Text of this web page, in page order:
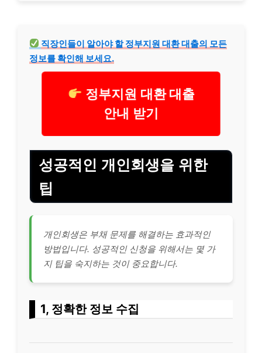
직장인들이 알아야 할정부지원 대환 대출의 모든
정보를 확인해 보세요.
정부지원 대환 대출
안내 받기
성공적인 개인회생을 위한
팁
개인회생은 부채 문제를 해결하는 효과적인
방법입니다. 성공적인 신청을 위해서는 몇 가
지 팁을 숙지하는 것이 중요합니다.
1, 정확한 정보 수집